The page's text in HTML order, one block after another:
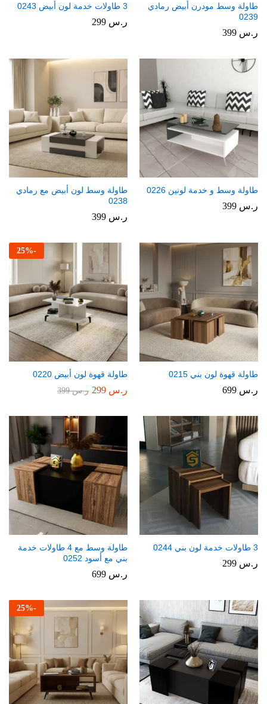
طاولة وسط مودرن أبيض رمادي
0239
ر.س
3 طاولات خدمة لون أبيض 0243
ر.س
طاولة وسط و خدمة لونين 0226
ر.س
طاولة وسط لون أبيض مع رمادي
0238
ر.س
طاولة قهوة لون بني 0215
ر.س
-
25%
طاولة قهوة لون أبيض 0220
ر.س ر.س399
3 طاولات خدمة لون بني 0244
ر.س
طاولة وسط مع 4 طاولات خدمة
بني مع أسود 0252
ر.س
-
25%